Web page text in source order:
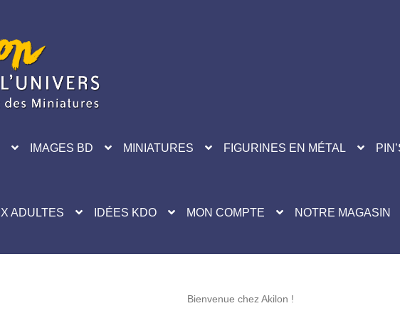
IMAGES BD MINIATURES FIGURINES EN MÉTAL
X ADULTES IDÉES KDO MON COMPTE NOTRE MAGASIN
Bienvenue chez Akilon !